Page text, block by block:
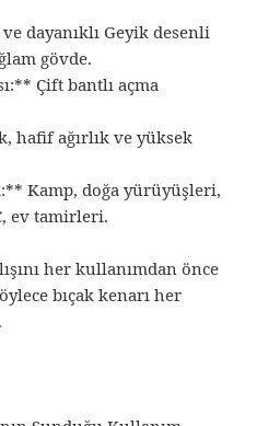
dayanıklı Geyik desenli
gövde.
Çift bantlı açma
hafif ağırlık ve yüksek
Kamp, doğa yürüyüşleri,
ev tamirleri.
her kullanımdan önce
bıçak kenarı her